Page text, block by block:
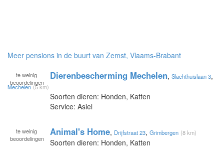
Meer pensions in de buurt van Zemst, Vlaams-Brabant
te weinig
beoordelingen
Dierenbescherming Mechelen, Slachthuislaan 3,
Mechelen (5 km)
Soorten dieren: Honden, Katten
Service: Asiel
te weinig
beoordelingen
Animal's Home, Drijfstraat 23, Grimbergen (8 km)
Soorten dieren: Honden, Katten